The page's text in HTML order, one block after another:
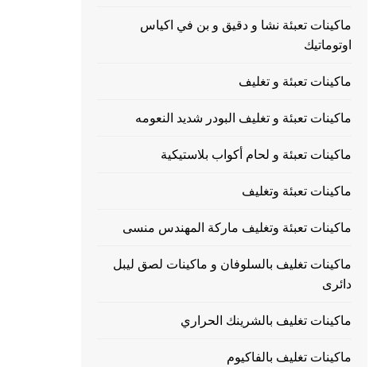
ماكينات تعبئة نشا و دقيق و بن في اكياس
اوتوماتيك
ماكينات تعبئة و تغليف
ماكينات تعبئة و تغليف البودر شديد النعومه
ماكينات تعبئة و لحام أكواب بلاستيكية
ماكينات تعبئة وتغليف
ماكينات تعبئة وتغليف ماركة المهندس منسى
ماكينات تغليف بالسلوفان و ماكينات لصق ليبل
دائرى
ماكينات تغليف بالشرينك الحراري
ماكينات تغليف بالفاكيوم